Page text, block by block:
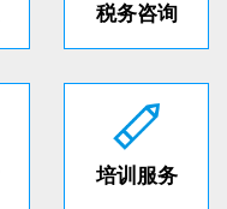
税务咨询
培训服务